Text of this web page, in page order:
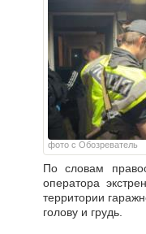
фото с Обозреватель
По словам
оператора
территории
голову и грудь.